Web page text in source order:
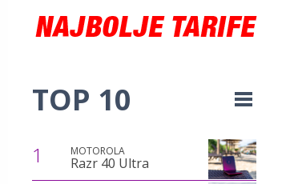
TOP 10
1 MOTOROLA
Razr 40 Ultra